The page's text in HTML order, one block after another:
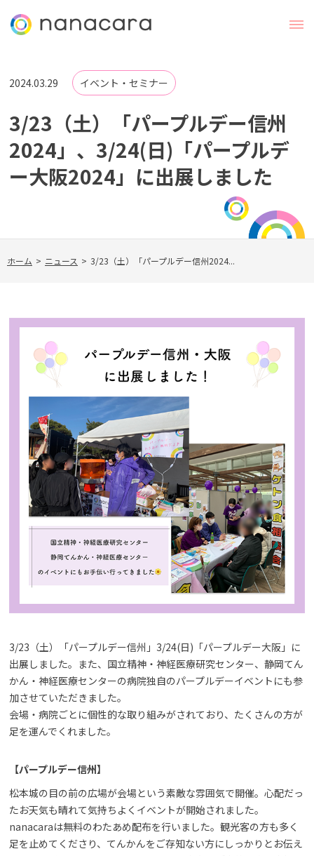
2024.03.29 イベント・セミナー
3/23（土）「パープルデー信州
2024」、3/24(日)「パープルデ
ー大阪2024」に出展しました
ホーム > ニュース > 3/23（土）「パープルデー信州2024...
3/23（土）「パープルデー信州」3/24(日)「パープルデー大阪」に
出展しました。また、国立精神・神経医療研究センター、静岡てん
かん・神経医療センターの病院独自のパープルデーイベントにも参
加させていただきました。
会場・病院ごとに個性的な取り組みがされており、たくさんの方が
足を運んでくれました。
【パープルデー信州】
松本城の目の前の広場が会場という素敵な雰囲気で開催。心配だっ
たお天気も晴れて気持ちよくイベントが開始されました。
nanacaraは無料のわたあめ配布を行いました。観光客の方も多く
足を止めてくださり、てんかんをご存知ない方にしっかりとお伝え